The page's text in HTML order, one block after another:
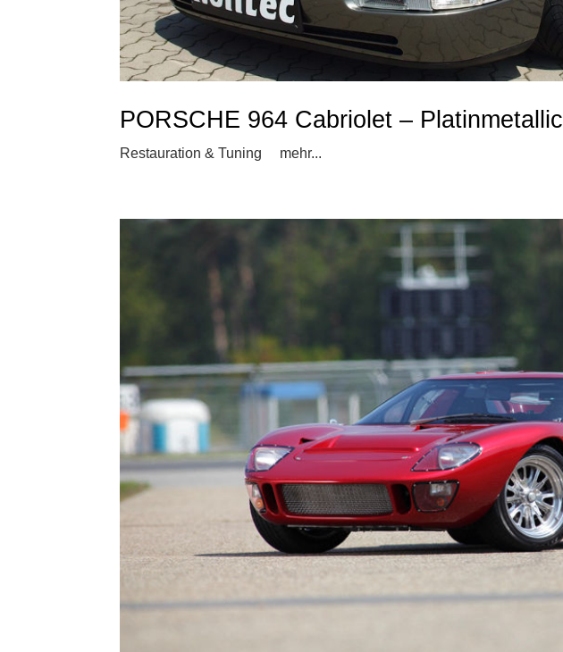
PORSCHE 964 Cabriolet – Platinmetallic
Restauration & Tuning mehr...